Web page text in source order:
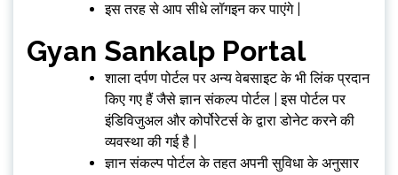
इस तरह से आप सीधे लॉगइन कर पाएंगे |
Gyan Sankalp Portal
शाला दर्पण पोर्टल पर अन्य वेबसाइट के भी लिंक प्रदान
किए गए हैं जैसे ज्ञान संकल्प पोर्टल | इस पोर्टल पर
इंडिविजुअल और कोर्पोरेटर्स के द्वारा डोनेट करने की
व्यवस्था की गई है |
ज्ञान संकल्प पोर्टल के तहत अपनी सुविधा के अनुसार